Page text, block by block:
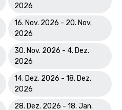
2026
16. Nov. 2026 - 20. Nov.
2026
30. Nov. 2026 - 4. Dez.
2026
14. Dez. 2026 - 18. Dez.
2026
28. Dez. 2026 - 18. Jan.